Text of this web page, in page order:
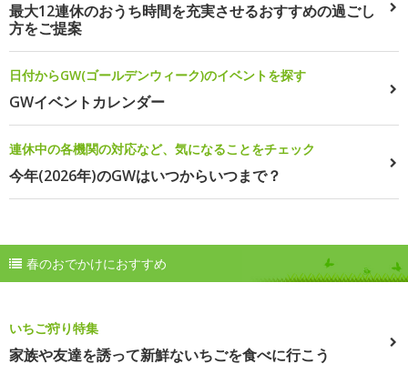
最大12連休のおうち時間を充実させるおすすめの過ごし
方をご提案
日付からGW(ゴールデンウィーク)のイベントを探す
GWイベントカレンダー
連休中の各機関の対応など、気になることをチェック
今年(2026年)のGWはいつからいつまで？
春のおでかけにおすすめ
いちご狩り特集
家族や友達を誘って新鮮ないちごを食べに行こう